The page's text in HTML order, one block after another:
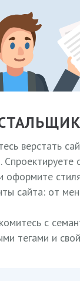
верстать
Спроектируете
оформите
сайта: от
с
тегами и